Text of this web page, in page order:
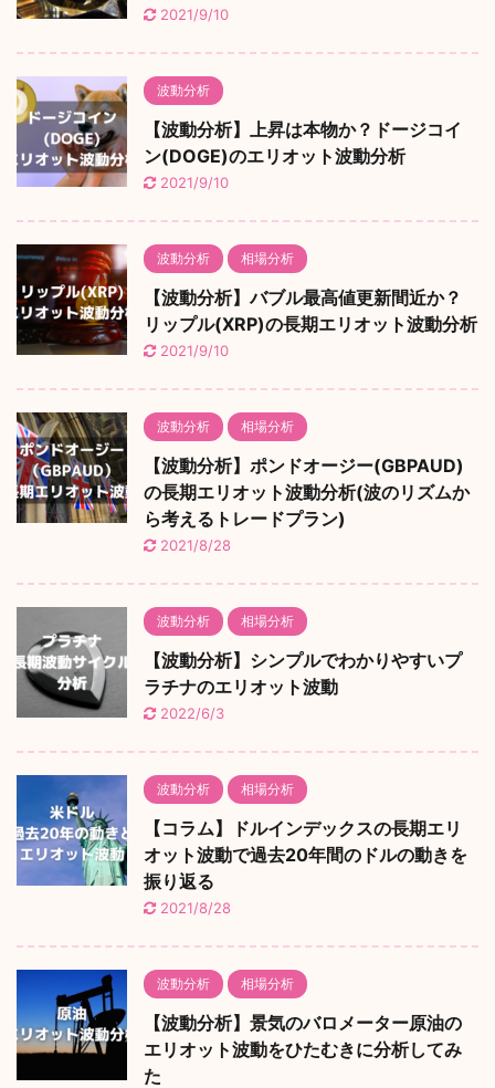
2021/9/10
波動分析
【波動分析】上昇は本物か？ドージコイ
ン(DOGE)のエリオット波動分析
2021/9/10
波動分析 相場分析
【波動分析】バブル最高値更新間近か？
リップル(XRP)の長期エリオット波動分析
2021/9/10
波動分析 相場分析
【波動分析】ポンドオージー(GBPAUD)
の長期エリオット波動分析(波のリズムか
ら考えるトレードプラン)
2021/8/28
波動分析 相場分析
【波動分析】シンプルでわかりやすいプ
ラチナのエリオット波動
2022/6/3
波動分析 相場分析
【コラム】ドルインデックスの長期エリ
オット波動で過去20年間のドルの動きを
振り返る
2021/8/28
波動分析 相場分析
【波動分析】景気のバロメーター原油の
エリオット波動をひたむきに分析してみ
た